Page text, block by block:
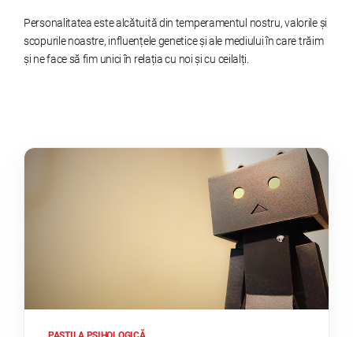
Personalitatea este alcătuită din temperamentul nostru, valorile și
scopurile noastre, influențele genetice și ale mediului în care trăim
și ne face să fim unici în relația cu noi și cu ceilalți.